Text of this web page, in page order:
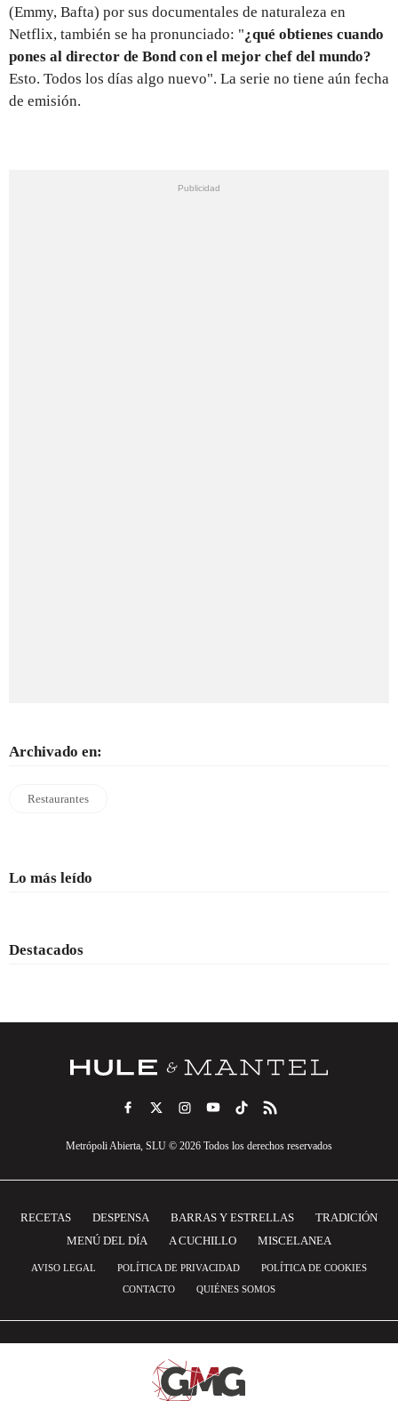
(Emmy, Bafta) por sus documentales de naturaleza en
Netflix, también se ha pronunciado: "¿qué obtienes cuando
pones al director de Bond con el mejor chef del mundo?
Esto. Todos los días algo nuevo". La serie no tiene aún fecha
de emisión.
Archivado en:
Restaurantes
Lo más leído
Destacados
Metrópoli Abierta, SLU © 2026 Todos los derechos reservados
RECETAS DESPENSA BARRAS Y ESTRELLAS
TRADICIÓN
MENÚ DEL DÍA
A CUCHILLO MISCELANEA
AVISO LEGAL POLÍTICA DE PRIVACIDAD
POLÍTICA DE COOKIES
CONTACTO
QUIÉNES SOMOS